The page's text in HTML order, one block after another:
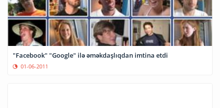
"Facebook" "Google" ilə əməkdaşlıqdan imtina etdi
01-06-2011